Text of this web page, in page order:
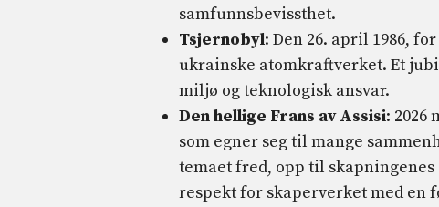
samfunnsbevissthet.
Tsjernobyl: Den 26. april 1986,
ukrainske atomkraftverket. Et
miljø og teknologisk ansvar.
Den hellige Frans av Assisi: 2026
som egner seg til mange
temaet fred, opp til skapningenes
respekt for skaperverket med en